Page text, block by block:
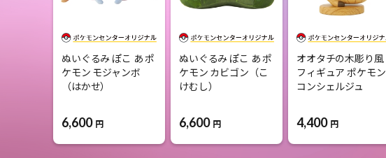
ぬいぐるみ ぽこ あ ポ
ケモン モジャンボ
（はかせ）
6,600 円
ぬいぐるみ ぽこ あ ポ
ケモン カビゴン（こ
けむし）
6,600 円
オオタチの木彫り風
フィギュア ポケモン
コンシェルジュ
4,400 円